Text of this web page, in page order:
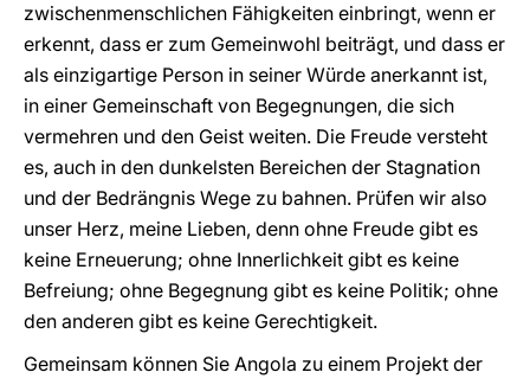
zwischenmenschlichen Fähigkeiten einbringt, wenn er
erkennt, dass er zum Gemeinwohl beiträgt, und dass er
als einzigartige Person in seiner Würde anerkannt ist,
in einer Gemeinschaft von Begegnungen, die sich
vermehren und den Geist weiten. Die Freude versteht
es, auch in den dunkelsten Bereichen der Stagnation
und der Bedrängnis Wege zu bahnen. Prüfen wir also
unser Herz, meine Lieben, denn ohne Freude gibt es
keine Erneuerung; ohne Innerlichkeit gibt es keine
Befreiung; ohne Begegnung gibt es keine Politik; ohne
den anderen gibt es keine Gerechtigkeit.
Gemeinsam können Sie Angola zu einem Projekt der